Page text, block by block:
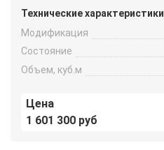
Технические характеристики
Модификация
Состояние
Объем, куб.м
Цена
1 601 300 руб